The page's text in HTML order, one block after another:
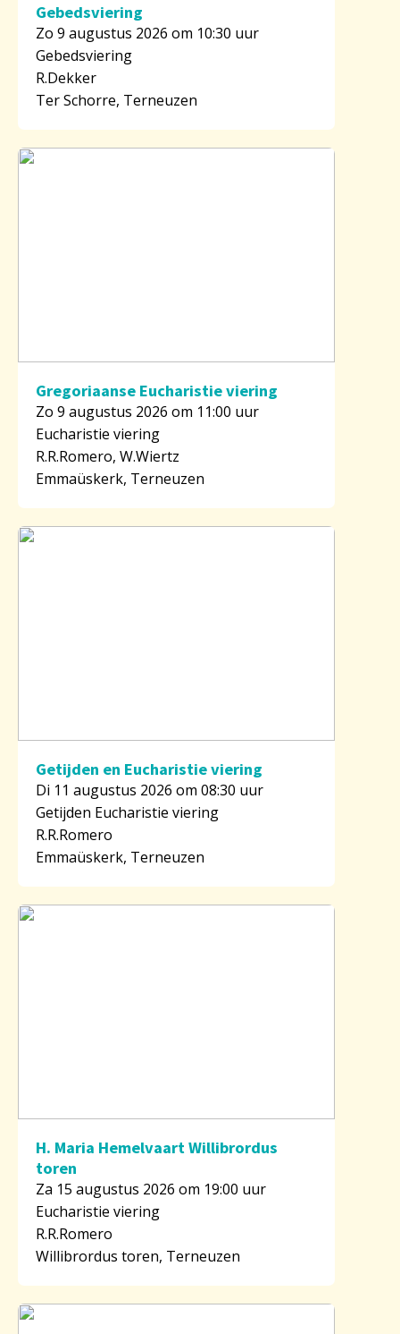
Gebedsviering
Zo 9 augustus 2026 om 10:30 uur
Gebedsviering
R.Dekker
Ter Schorre, Terneuzen
Gregoriaanse Eucharistie viering
Zo 9 augustus 2026 om 11:00 uur
Eucharistie viering
R.R.Romero, W.Wiertz
Emmaüskerk, Terneuzen
Getijden en Eucharistie viering
Di 11 augustus 2026 om 08:30 uur
Getijden Eucharistie viering
R.R.Romero
Emmaüskerk, Terneuzen
H. Maria Hemelvaart Willibrordus
toren
Za 15 augustus 2026 om 19:00 uur
Eucharistie viering
R.R.Romero
Willibrordus toren, Terneuzen